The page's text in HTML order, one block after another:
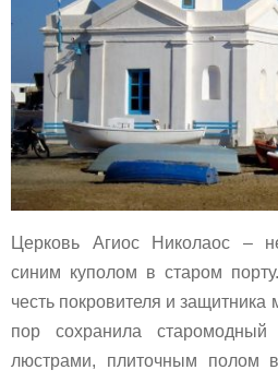
Церковь Агиос Николаос –
синим куполом в старом
честь покровителя и
пор сохранила
люстрами, плиточным полом